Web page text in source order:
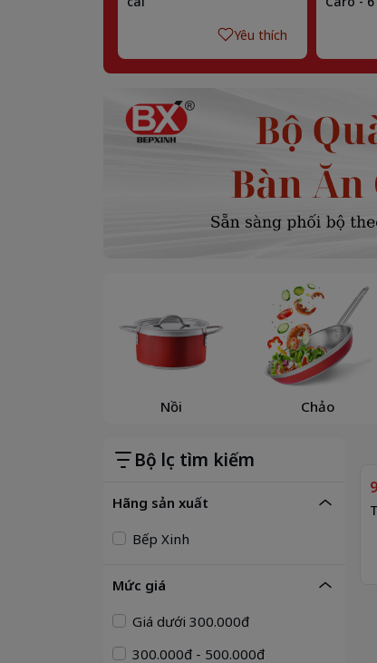
Yêu thích
Nồi Chảo
Bộ lọc tìm kiếm
Hãng sản xuất
Bếp Xinh
Mức giá
Giá dưới 300.000đ
300.000đ - 500.000đ